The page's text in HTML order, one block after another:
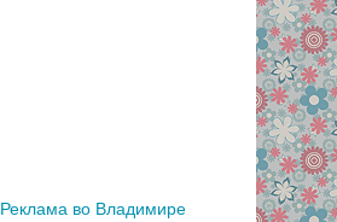
Реклама во Владимире